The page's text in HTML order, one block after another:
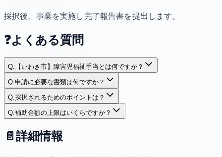
採択後、事業を実施し完了報告書を提出します。
❓よくある質問
Q. 【いわき市】障害児福祉手当とは何ですか？
Q.申請に必要な書類は何ですか？
Q.採択されるためのポイントは？
Q.補助金額の上限はいくらですか？
📄 詳細情報